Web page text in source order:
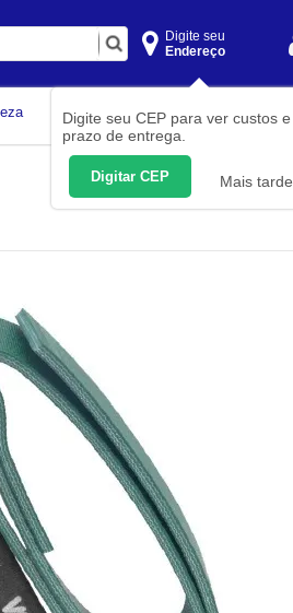
Digite seu
Endereço
Digite seu CEP para ver custos e
prazo de entrega.
Digitar CEP Mais tarde
Construção Civil
Medição